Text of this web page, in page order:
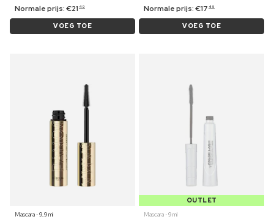
Normale prijs:€21 49
VOEG TOE
Normale prijs:€17 49
VOEG TOE
Mascara ⋅ 9,9 ml
OUTLET
Mascara ⋅ 9 ml